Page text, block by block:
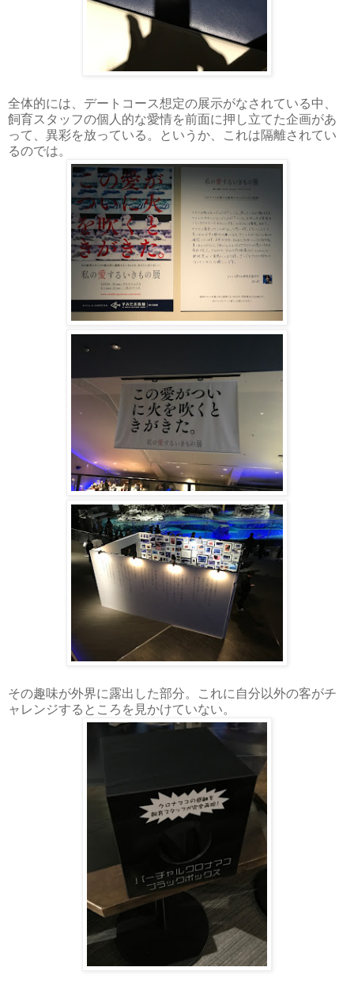
全体的には、デートコース想定の展示がなされている中、
飼育スタッフの個人的な愛情を前面に押し立てた企画があ
って、異彩を放っている。というか、これは隔離されてい
るのでは。
その趣味が外界に露出した部分。これに自分以外の客がチ
ャレンジするところを見かけていない。